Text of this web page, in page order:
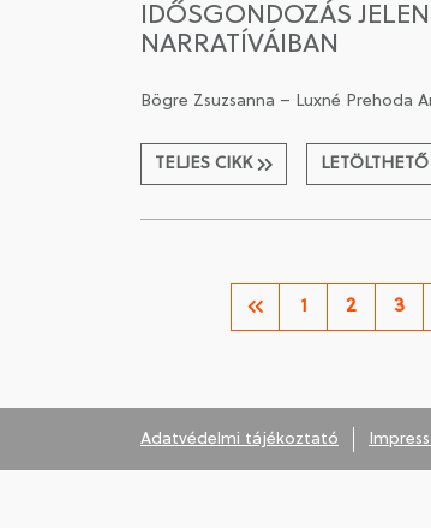
IDŐSGONDOZÁS
NARRATÍVÁIBAN
Bögre Zsuzsanna – Luxné Prehoda
TELJES CIKK
1 2 3
Adatvédelmi tájékoztató